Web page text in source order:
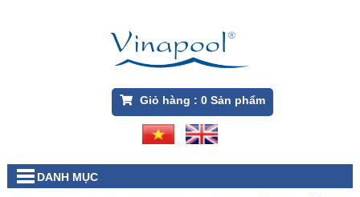
Giỏ hàng : 0Sản phẩm
DANH MỤC